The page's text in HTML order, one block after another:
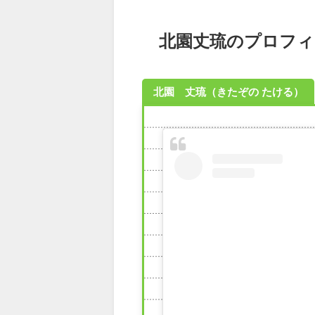
北園丈琉のプロフ
北園 丈琉（きたぞの たける）